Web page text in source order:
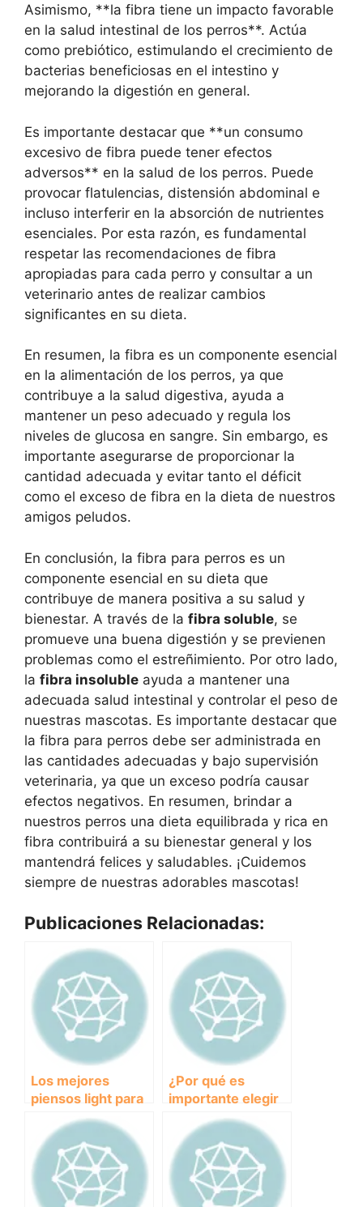
Asimismo, **la fibra tiene un impacto favorable
en la salud intestinal de los perros**. Actúa
como prebiótico, estimulando el crecimiento de
bacterias beneficiosas en el intestino y
mejorando la digestión en general.
Es importante destacar que **un consumo
excesivo de fibra puede tener efectos
adversos** en la salud de los perros. Puede
provocar flatulencias, distensión abdominal e
incluso interferir en la absorción de nutrientes
esenciales. Por esta razón, es fundamental
respetar las recomendaciones de fibra
apropiadas para cada perro y consultar a un
veterinario antes de realizar cambios
significantes en su dieta.
En resumen, la fibra es un componente esencial
en la alimentación de los perros, ya que
contribuye a la salud digestiva, ayuda a
mantener un peso adecuado y regula los
niveles de glucosa en sangre. Sin embargo, es
importante asegurarse de proporcionar la
cantidad adecuada y evitar tanto el déficit
como el exceso de fibra en la dieta de nuestros
amigos peludos.
En conclusión, la fibra para perros es un
componente esencial en su dieta que
contribuye de manera positiva a su salud y
bienestar. A través de la fibra soluble, se
promueve una buena digestión y se previenen
problemas como el estreñimiento. Por otro lado,
la fibra insoluble ayuda a mantener una
adecuada salud intestinal y controlar el peso de
nuestras mascotas. Es importante destacar que
la fibra para perros debe ser administrada en
las cantidades adecuadas y bajo supervisión
veterinaria, ya que un exceso podría causar
efectos negativos. En resumen, brindar a
nuestros perros una dieta equilibrada y rica en
fibra contribuirá a su bienestar general y los
mantendrá felices y saludables. ¡Cuidemos
siempre de nuestras adorables mascotas!
Publicaciones Relacionadas:
Los mejores
piensos light para
perros: cuida su
salud y controla su
peso
¿Por qué es
importante elegir
la almohadilla de
perro adecuada?